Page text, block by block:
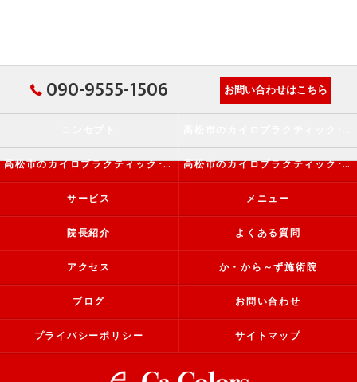
090-9555-1506 お問い合わせはこちら
高松市のカイロプラクティック･か・から～ず施術院の評判 高松市のカイロプラクティック･か・から～ず施術院のお客様の声
サービス メニュー
院長紹介 よくある質問
アクセス か・から～ず施術院
ブログ お問い合わせ
プライバシーポリシー サイトマップ